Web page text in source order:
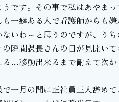
です。その事で私はあやまっ
一癖ある人で看護師からも
いわ～と思うのですが、う
の瞬間課長さんの目が見開い
…移動出来るまで耐えて次か
一月の間に正社員三人辞めて